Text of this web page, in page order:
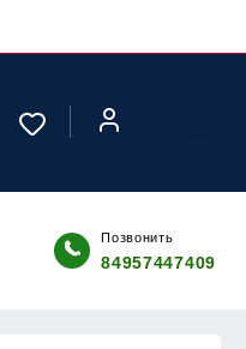
Позвонить
84957447409